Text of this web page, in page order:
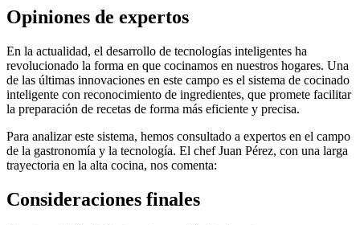
Opiniones de expertos
En la actualidad, el desarrollo de tecnologías inteligentes ha
revolucionado la forma en que cocinamos en nuestros hogares. Una
de las últimas innovaciones en este campo es el sistema de cocinado
inteligente con reconocimiento de ingredientes, que promete facilitar
la preparación de recetas de forma más eficiente y precisa.
Para analizar este sistema, hemos consultado a expertos en el campo
de la gastronomía y la tecnología. El chef Juan Pérez, con una larga
trayectoria en la alta cocina, nos comenta:
Consideraciones finales